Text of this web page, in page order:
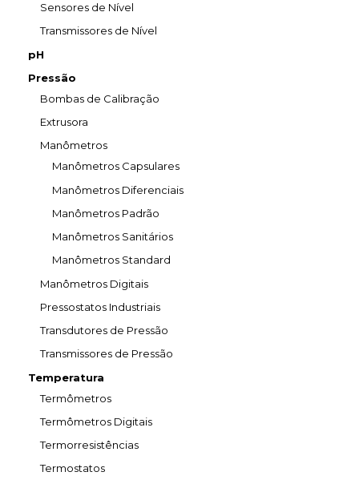
Sensores de Nível
Transmissores de Nível
pH
Pressão
Bombas de Calibração
Extrusora
Manômetros
Manômetros Capsulares
Manômetros Diferenciais
Manômetros Padrão
Manômetros Sanitários
Manômetros Standard
Manômetros Digitais
Pressostatos Industriais
Transdutores de Pressão
Transmissores de Pressão
Temperatura
Termômetros
Termômetros Digitais
Termorresistências
Termostatos